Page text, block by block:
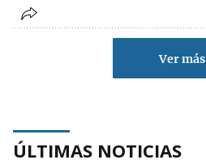
Ver más
ÚLTIMAS NOTICIAS